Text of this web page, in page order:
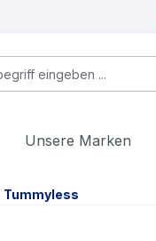
Unsere Marken
Tummyless